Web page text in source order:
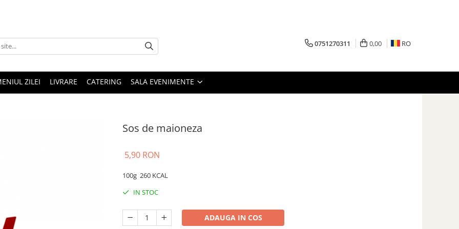
0751270311 0,00 RO
ZILEI LIVRARE CATERING SALA EVENIMENTE
Sos de maioneza
5,90 RON
100g 260 KCAL
IN STOC
ADAUGA IN COS